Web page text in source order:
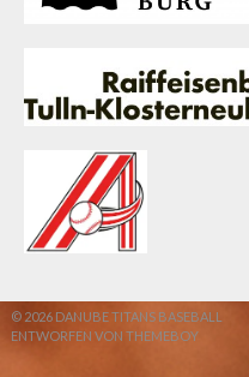
© 2026 DANUBE TITANS BASEBALL
ENTWORFEN VON THEMEBOY